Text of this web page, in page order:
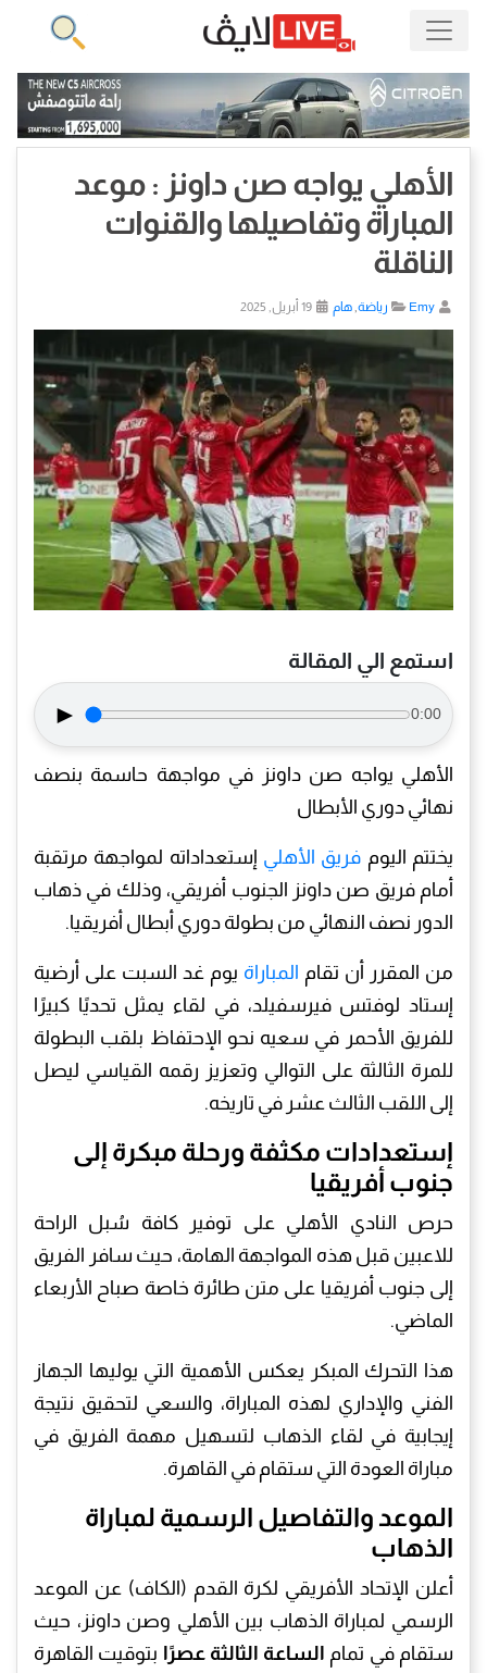
الأهلي يواجه صن داونز : موعد
المباراة وتفاصيلها والقنوات
الناقلة
Emy رياضة,هام
استمع الي المقالة
► 0:00
الأهلي يواجه صن داونز في مواجهة حاسمة بنصف
نهائي دوري الأبطال
يختتم اليوم فريق الأهلي إستعداداته لمواجهة مرتقبة
أمام فريق صن داونز الجنوب أفريقي، وذلك في ذهاب
الدور نصف النهائي من بطولة دوري أبطال أفريقيا.
من المقرر أن تقام المباراة يوم غد السبت على أرضية
إستاد لوفتس فيرسفيلد، في لقاء يمثل تحديًا كبيرًا
للفريق الأحمر في سعيه نحو الإحتفاظ بلقب البطولة
للمرة الثالثة على التوالي وتعزيز رقمه القياسي ليصل
إلى اللقب الثالث عشر في تاريخه.
إستعدادات مكثفة ورحلة مبكرة إلى
جنوب أفريقيا
حرص النادي الأهلي على توفير كافة سُبل الراحة
للاعبين قبل هذه المواجهة الهامة، حيث سافر الفريق
إلى جنوب أفريقيا على متن طائرة خاصة صباح الأربعاء
الماضي.
هذا التحرك المبكر يعكس الأهمية التي يوليها الجهاز
الفني والإداري لهذه المباراة، والسعي لتحقيق نتيجة
إيجابية في لقاء الذهاب لتسهيل مهمة الفريق في
مباراة العودة التي ستقام في القاهرة.
الموعد والتفاصيل الرسمية لمباراة
الذهاب
أعلن الإتحاد الأفريقي لكرة القدم (الكاف) عن الموعد
الرسمي لمباراة الذهاب بين الأهلي وصن داونز، حيث
ستقام في تمام الساعة الثالثة عصرًا بتوقيت القاهرة